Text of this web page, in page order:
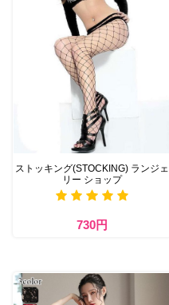
ストッキング(STOCKING) ランジェ
リー ショップ
730円